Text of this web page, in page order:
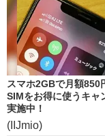
スマホ2GBで月額850
SIMをお得に使うキャ
実施中！
(IIJmio)